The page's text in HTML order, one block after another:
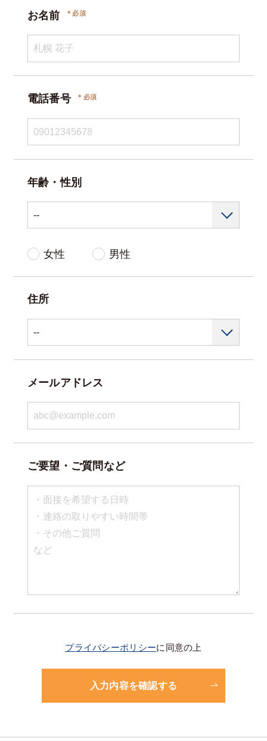
お名前
電話番号
年齢・性別
女性 男性
住所
メールアドレス
ご要望・ご質問など
プライバシーポリシーに同意の上
入力内容を確認する